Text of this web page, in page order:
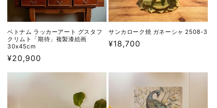
ベトナム ラッカーアート グスタフ
クリムト「期待」複製漆絵画
30x45cm
通
常
格
¥20,900
サンカローク焼 ガネーシャ 2508-3
通
¥18,700